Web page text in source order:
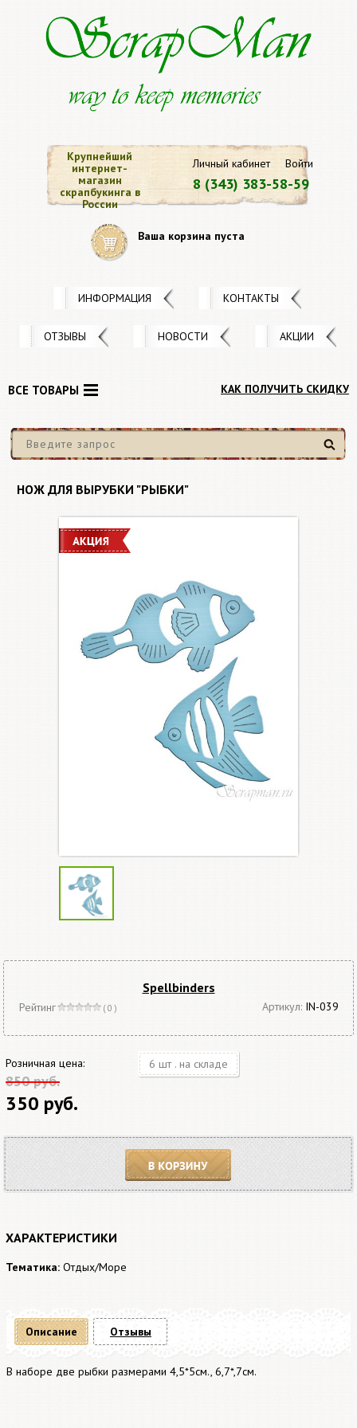
Личный кабинет Войти
8 (343) 383-58-59
Крупнейший
интернет-
магазин
скрапбукинга в
России
Ваша корзина пуста
ИНФОРМАЦИЯ КОНТАКТЫ
ОТЗЫВЫ НОВОСТИ АКЦИИ
КАК ПОЛУЧИТЬ СКИДКУ
Найти
ВСЕ ТОВАРЫ
НОЖ ДЛЯ ВЫРУБКИ "РЫБКИ"
Spellbinders
Рейтинг ( 0 ) Артикул: IN-039
Розничная цена:
850 руб.
350 руб.
6 шт . на складе
В корзину
ХАРАКТЕРИСТИКИ
Тематика: Отдых/Море
Описание
В наборе две рыбки размерами 4,5*5см., 6,7*,7см.
Отзывы